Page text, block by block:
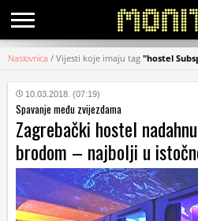
KATEGORIJE
HRVATSKI
WEB
Naslovnica / Vijesti koje imaju tag "hostel
10.03.2018. (07:19)
Spavanje među zvijezdama
Zagrebački hostel
brodom – najbolji u